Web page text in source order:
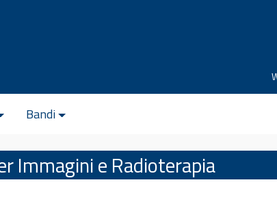
Bandi
Immagini e Radioterapia